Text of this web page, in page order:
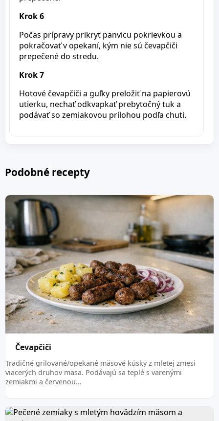
Krok 6
Počas prípravy prikryť panvicu pokrievkou a
pokračovať v opekaní, kým nie sú čevapčiči
prepečené do stredu.
Krok 7
Hotové čevapčiči a guľky preložiť na papierovú
utierku, nechať odkvapkať prebytočný tuk a
podávať so zemiakovou prílohou podľa chuti.
Podobné recepty
Čevapčiči
Tradičné grilované/opekané mäsové kúsky z mletej zmesi
viacerých druhov mäsa. Podávajú sa teplé s varenými
zemiakmi a červenou…